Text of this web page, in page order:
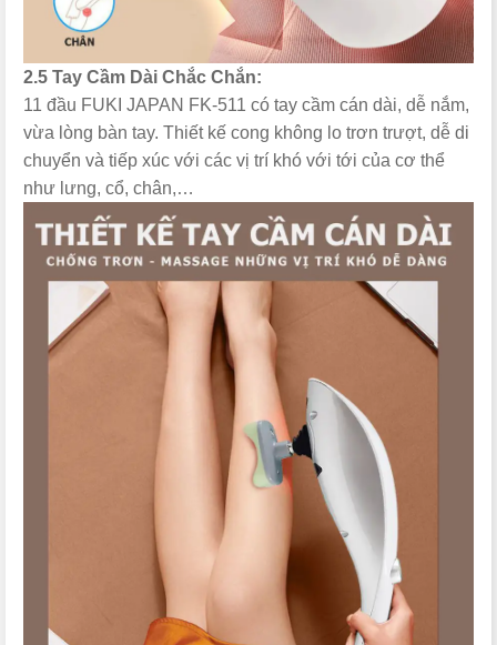
2.5 Tay Cầm Dài Chắc Chắn:
11 đầu FUKI JAPAN FK-511 có tay cầm cán dài, dễ nắm,
vừa lòng bàn tay. Thiết kế cong không lo trơn trượt, dễ di
chuyển và tiếp xúc với các vị trí khó với tới của cơ thể
như lưng, cổ, chân,…